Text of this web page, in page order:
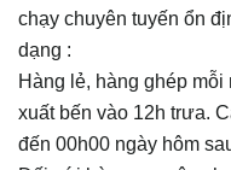
chạy chuyên tuyến ổn
dạng :
Hàng lẻ, hàng ghép
xuất bến vào 12h trưa.
đến 00h00 ngày hôm